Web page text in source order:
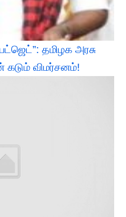
தமிழக அரசு
கடும் விமர்சனம்!